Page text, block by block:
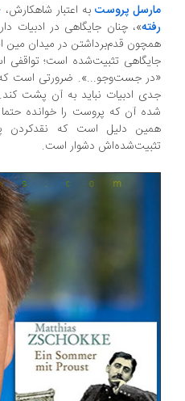
پروستبه اعتبار شاهکارش، «در
»، چنان جایگاهی در ادبیات دارد
قدم‌برداشتن در میدان مین است.
تثبیت‌شده است؛ تواقفی است
جست‌وجو...». ضرورتی است که هیچ
ادبیات نباید به آن پشت کند. به
آن که پروست را خوانده حتما چیزی
دلیل است که نقدکردن پروست و
دشوار است.